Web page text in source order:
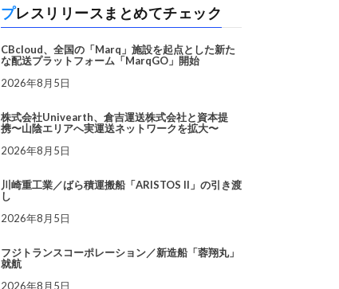
プレスリリースまとめてチェック
CBcloud、全国の「Marq」施設を起点とした新た
な配送プラットフォーム「MarqGO」開始
2026年8月5日
株式会社Univearth、倉吉運送株式会社と資本提
携〜山陰エリアへ実運送ネットワークを拡大〜
2026年8月5日
川崎重工業／ばら積運搬船「ARISTOS II」の引き渡
し
2026年8月5日
フジトランスコーポレーション／新造船「蓉翔丸」
就航
2026年8月5日